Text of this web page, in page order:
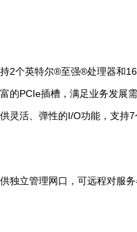
2个英特尔®至强®处理器和
的PCIe插槽，满足业务发展
灵活、弹性的I/O功能，支持
独立管理网口，可远程对服